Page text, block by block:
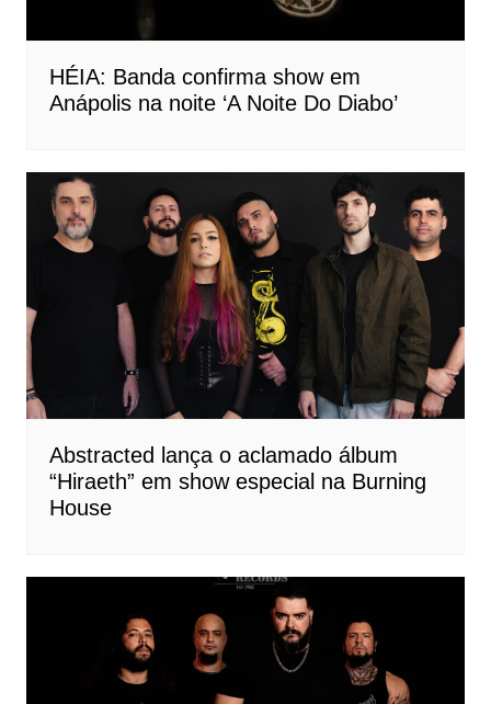
HÉIA: Banda confirma show em
Anápolis na noite ‘A Noite Do Diabo’
Abstracted lança o aclamado álbum
“Hiraeth” em show especial na Burning
House